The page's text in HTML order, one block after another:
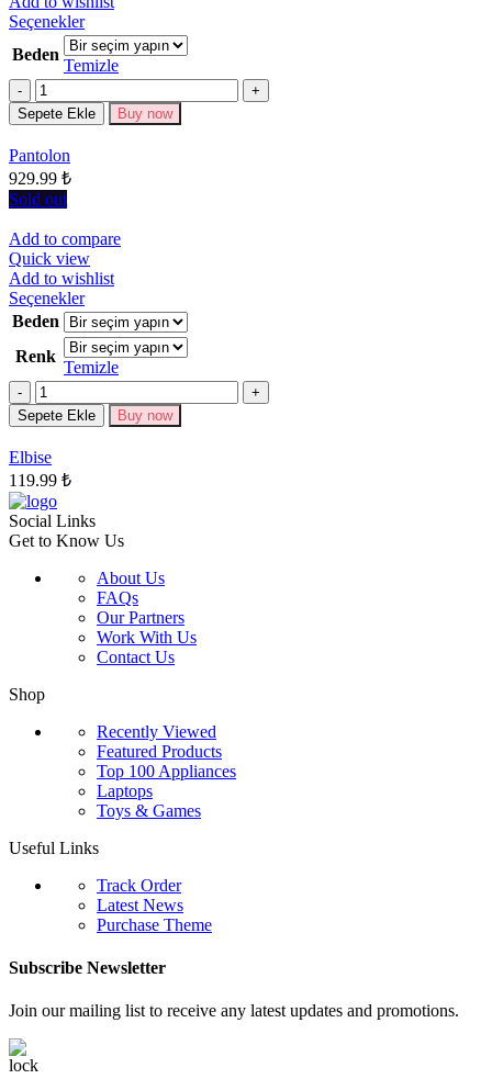
SeçeneklerBu
ürünün
birden
fazla
varyasyonu
var.
Beden
Temizle
Miktar
Sepete Ekle Buy now
Pantolon
929.99 ₺
Sold out
Add to compare
Quick view
Add to wishlist
SeçeneklerBu
ürünün
birden
fazla
varyasyonu
Seçenekler
Beden
Renk
Temizle
Miktar
Sepete Ekle Buy now
Elbise
119.99 ₺
Social Links
Get to Know Us
About Us
FAQs
Our Partners
Work With Us
Contact Us
Shop
Recently Viewed
Featured Products
Top 100 Appliances
Laptops
Toys & Games
Useful Links
Track Order
Latest News
Purchase Theme
Subscribe Newsletter
Join our mailing list to receive any latest updates and promotions.